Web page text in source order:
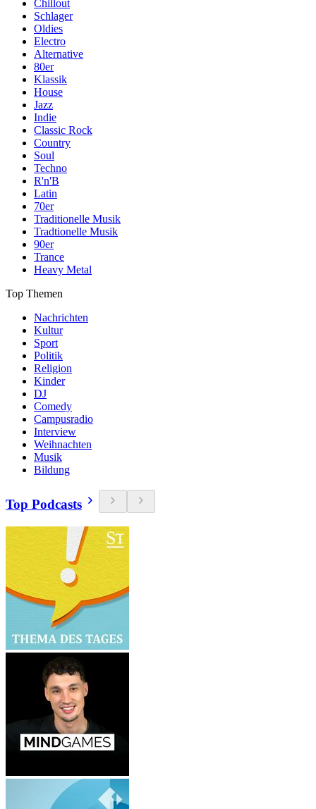
Chillout
Schlager
Oldies
Electro
Alternative
80er
Klassik
House
Jazz
Indie
Classic Rock
Country
Soul
Techno
R'n'B
Latin
70er
Traditionelle Musik
Tradtionelle Musik
90er
Trance
Heavy Metal
Top Themen
Nachrichten
Kultur
Sport
Politik
Religion
Kinder
DJ
Comedy
Campusradio
Interview
Weihnachten
Musik
Bildung
Top Podcasts